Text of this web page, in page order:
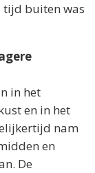
tijd buiten was
in het
en in het
nam
en
De